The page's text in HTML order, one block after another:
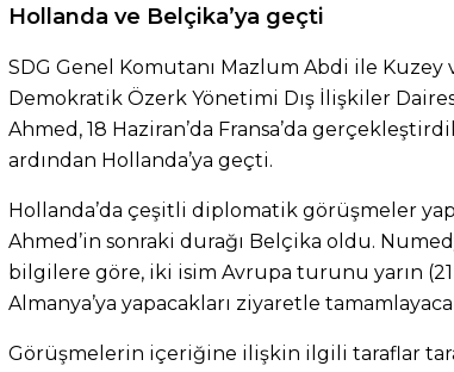
Hollanda ve Belçika’ya geçti
SDG Genel Komutanı Mazlum Abdi ile Kuzey
Demokratik Özerk Yönetimi Dış İlişkiler
Ahmed, 18 Haziran’da Fransa’da
ardından Hollanda’ya geçti.
Hollanda’da çeşitli diplomatik görüşmeler
Ahmed’in sonraki durağı Belçika oldu.
bilgilere göre, iki isim Avrupa turunu yarın
Almanya’ya yapacakları ziyaretle
Görüşmelerin içeriğine ilişkin ilgili taraflar